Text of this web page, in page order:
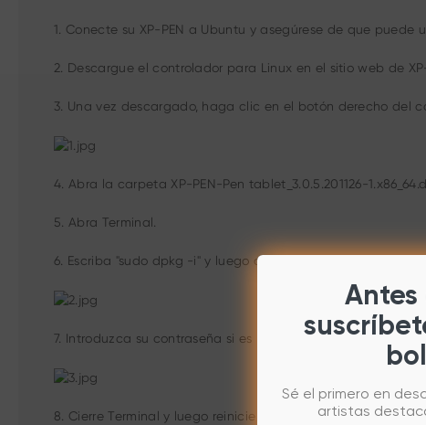
1. Conecte su XP-PEN a Ubuntu y asegúrese de que
2. Descargue el controlador para Linux en el sitio web de
3. Una vez descargado, haga clic en el botón derecho del
4. Abra la carpeta XP-PEN-Pen tablet_3.0.5.201126-
5. Abra Terminal.
6. Escriba "sudo dpkg -i" y luego arrastre el controlador XP-
7. Introduzca su contraseña si es necesario. Luego haga clic
8. Cierre Terminal y luego reinicie su sistema Linux.
Antes
Sé el primero en
artistas